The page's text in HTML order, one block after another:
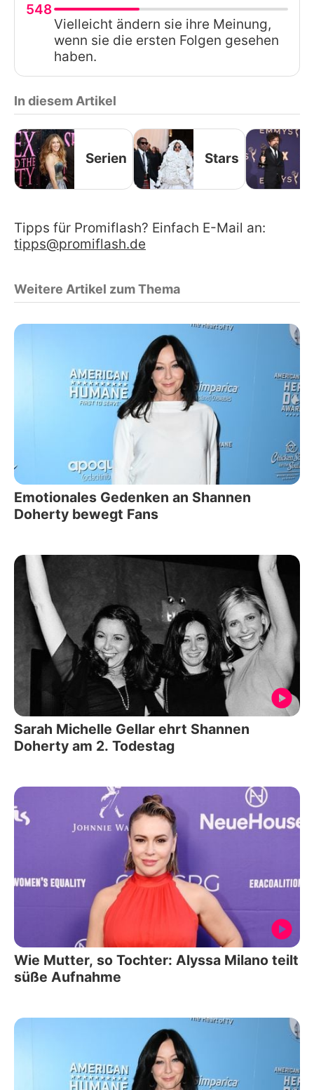
548
Vielleicht ändern sie ihre Meinung,
wenn sie die ersten Folgen gesehen
haben.
In diesem Artikel
Serien Stars
Tipps für Promiflash? Einfach E-Mail an:
tipps@promiflash.de
Weitere Artikel zum Thema
Emotionales Gedenken an Shannen
Doherty bewegt Fans
Sarah Michelle Gellar ehrt Shannen
Doherty am 2. Todestag
Wie Mutter, so Tochter: Alyssa Milano teilt
süße Aufnahme